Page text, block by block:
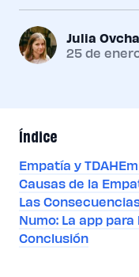
Julia
25 de
Índice
Empatía y TDAH
Causas de la
Las
Numo: La app
Conclusión